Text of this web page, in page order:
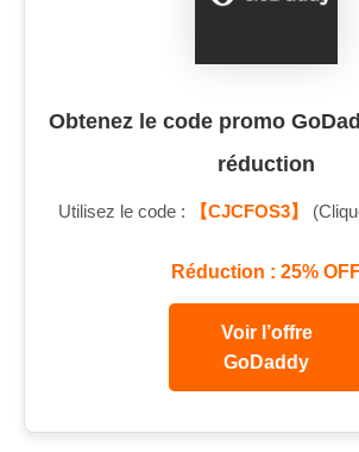
Obtenez le code promo
réduction
Utilisez le code : 【CJCFOS3】
Réduction : 25%
Voir l’offre
GoDaddy